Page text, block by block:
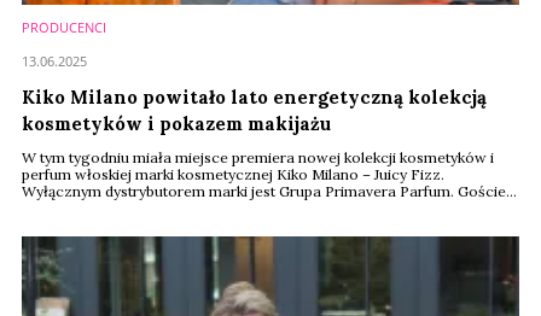
PRODUCENCI
Kiko Milano powitało lato energetyczną kolekcją
kosmetyków i pokazem makijażu
W tym tygodniu miała miejsce premiera nowej kolekcji kosmetyków i
perfum włoskiej marki kosmetycznej Kiko Milano – Juicy Fizz.
Wyłącznym dystrybutorem marki jest Grupa Primavera Parfum. Goście –
13.06.2025